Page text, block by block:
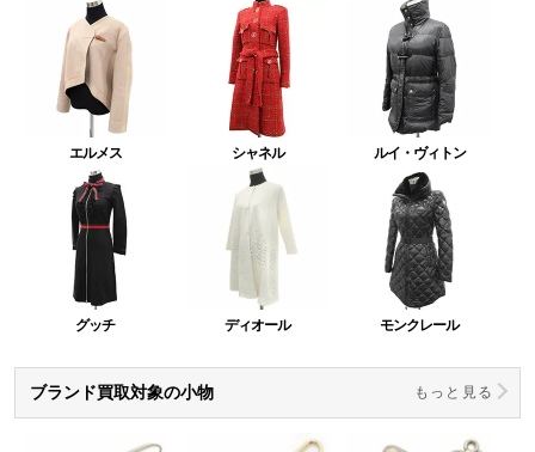
エルメス シャネル ルイ・ヴィトン
グッチ ディオール モンクレール
ブランド買取対象の小物 もっと見る